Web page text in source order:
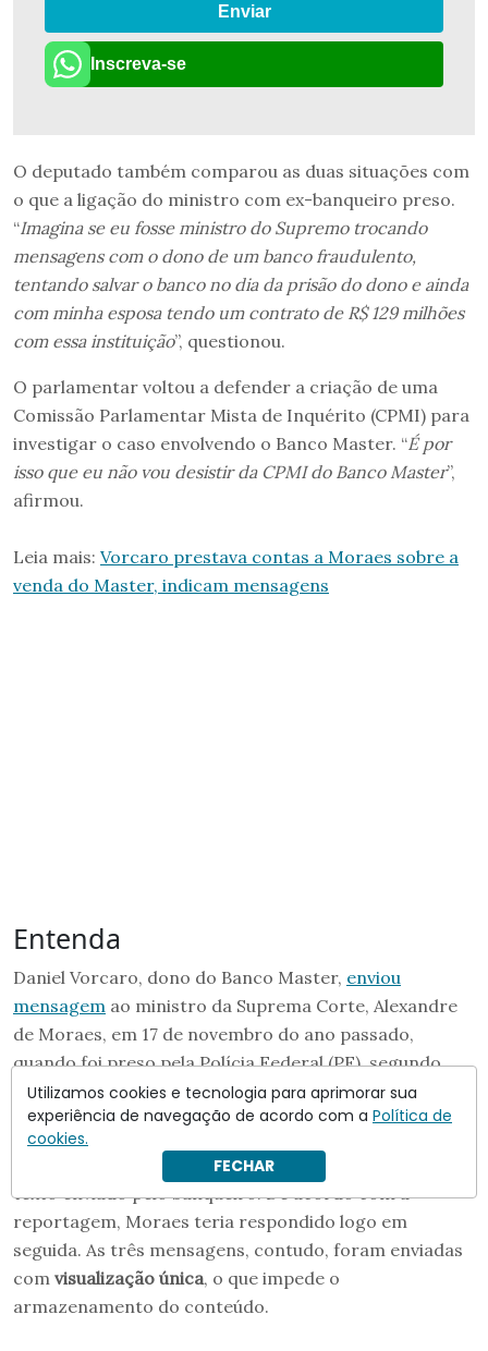
Enviar
Inscreva-se
O deputado também comparou as duas situações com
o que a ligação do ministro com ex-banqueiro preso.
“Imagina se eu fosse ministro do Supremo trocando
mensagens com o dono de um banco fraudulento,
tentando salvar o banco no dia da prisão do dono e ainda
com minha esposa tendo um contrato de R$ 129 milhões
com essa instituição”, questionou.
O parlamentar voltou a defender a criação de uma
Comissão Parlamentar Mista de Inquérito (CPMI) para
investigar o caso envolvendo o Banco Master. “É por
isso que eu não vou desistir da CPMI do Banco Master”,
afirmou.
Leia mais: Vorcaro prestava contas a Moraes sobre a
venda do Master, indicam mensagens
Entenda
Daniel Vorcaro, dono do Banco Master, enviou
mensagem ao ministro da Suprema Corte, Alexandre
de Moraes, em 17 de novembro do ano passado,
quando foi preso pela Polícia Federal (PF), segundo
reportagem publicada por O Globo.
Fiz uma correria aqui para tentar salvar. Alguma
novidade? Conseguiu ter notícia ou bloquear?
texto enviado pelo banqueiro. De acordo com a
reportagem, Moraes teria respondido logo em
seguida. As três mensagens, contudo, foram enviadas
com visualização única, o que impede o
armazenamento do conteúdo.
Utilizamos cookies e tecnologia para aprimorar sua
experiência de navegação de acordo com a Política de
cookies.
FECHAR